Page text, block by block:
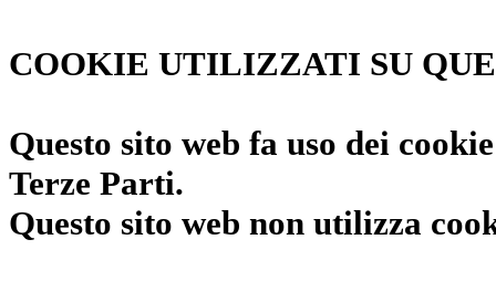
COOKIE UTILIZZATI SU
Questo sito web fa uso dei
Terze Parti.
Questo sito web non utilizza